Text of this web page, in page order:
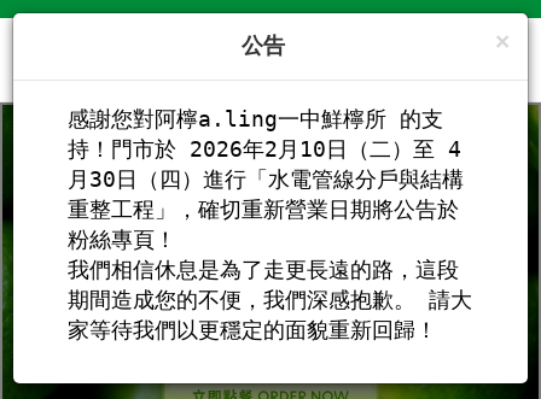
×
公告
感謝您對阿檸a.ling一中鮮檸所 的支
持！門市於 2026年2月10日（二）至 4
月30日（四）進行「水電管線分戶與結構
重整工程」，確切重新營業日期將公告於
粉絲專頁！
我們相信休息是為了走更長遠的路，這段
期間造成您的不便，我們深感抱歉。 請大
家等待我們以更穩定的面貌重新回歸！